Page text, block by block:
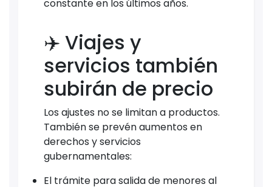
constante en los últimos años.
✈️ Viajes y
servicios también
subirán de precio
Los ajustes no se limitan a productos.
También se prevén aumentos en
derechos y servicios
gubernamentales:
El trámite para salida de menores al